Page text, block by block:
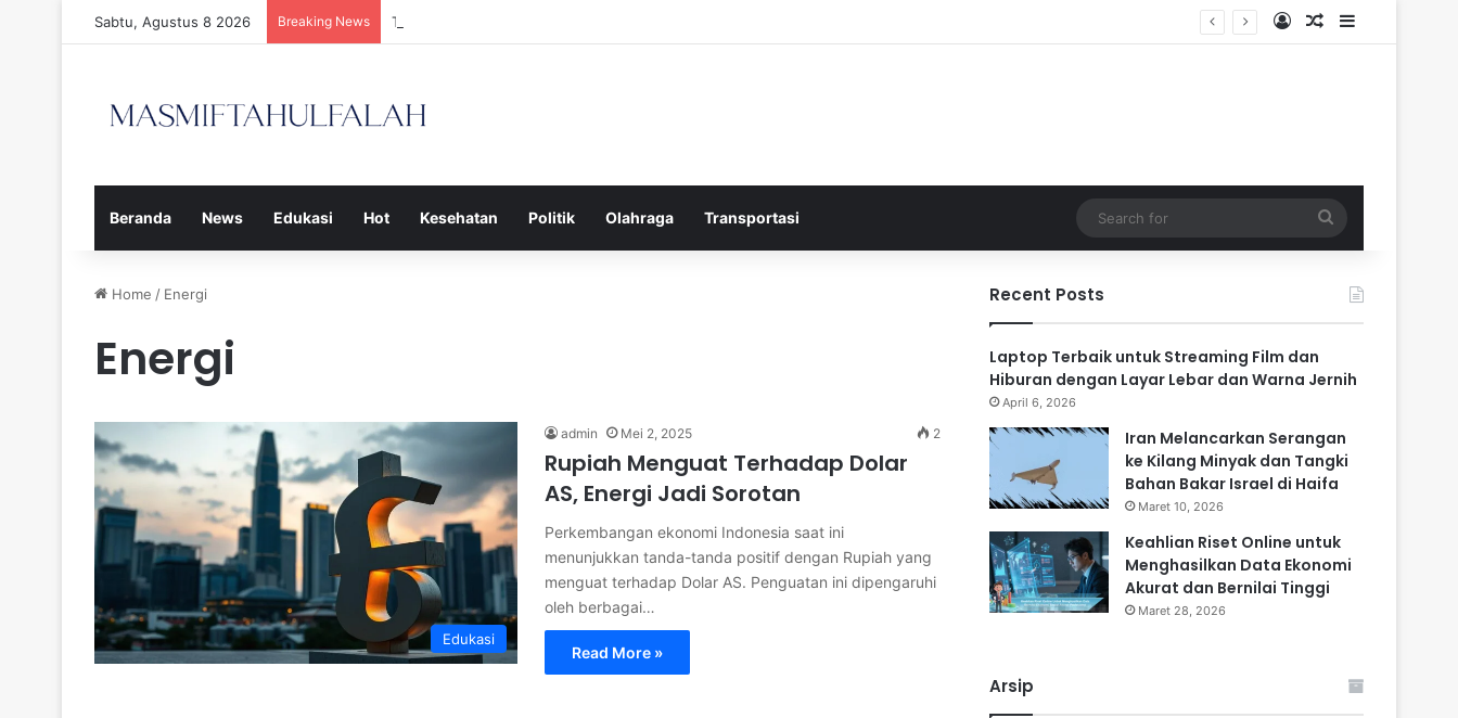
Sabtu, Agustus 8 2026 Breaking News Tiga Calon Pelatih Chelsea yang Berpotensi Memimpin Tim di Musim Depan Log InRandom Article
Sidebar
Beranda News Edukasi Hot Kesehatan Politik Olahraga Transportasi
for
Home / Energi
Energi
Edukasi
admin Mei 2, 2025 2
Rupiah Menguat Terhadap Dolar
AS, Energi Jadi Sorotan
Perkembangan ekonomi Indonesia saat ini
menunjukkan tanda-tanda positif dengan Rupiah yang
menguat terhadap Dolar AS. Penguatan ini dipengaruhi
oleh berbagai…
Read More »
Recent Posts
Laptop Terbaik untuk Streaming Film dan
Hiburan dengan Layar Lebar dan Warna Jernih
April 6, 2026
Iran Melancarkan Serangan
ke Kilang Minyak dan Tangki
Bahan Bakar Israel di Haifa
Maret 10, 2026
Keahlian Riset Online untuk
Menghasilkan Data Ekonomi
Akurat dan Bernilai Tinggi
Maret 28, 2026
Arsip